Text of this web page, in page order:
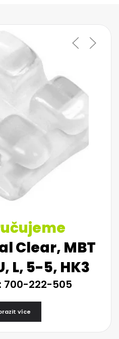
Clear, MBT
L, 5-5, HK3
700-222-505
více